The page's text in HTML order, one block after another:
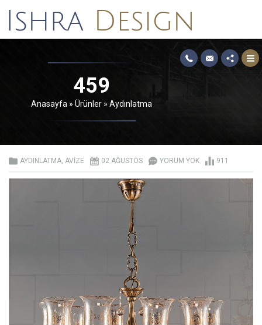
459
Anasayfa » Ürünler » Aydınlatma
AYDINLATMA, AVIZE 02 AĞUSTOS YORUM YOK 911